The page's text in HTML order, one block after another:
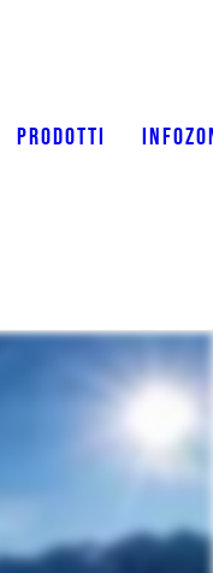
PRODOTTI